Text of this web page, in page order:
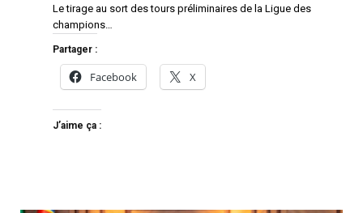
Le tirage au sort des tours préliminaires de la Ligue des
champions…
Partager :
Facebook X
J’aime ça :